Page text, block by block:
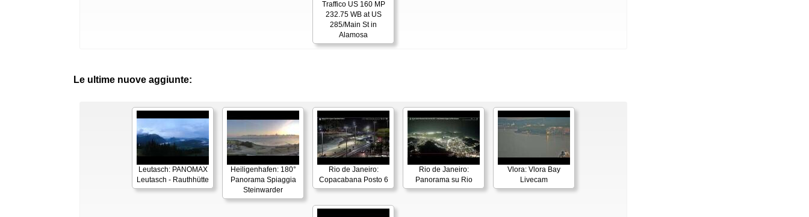
Traffico US 160 MP
232.75 WB at US
285/Main St in
Alamosa
Le ultime nuove aggiunte:
Leutasch: PANOMAX
Leutasch - Rauthhütte
Heiligenhafen: 180°
Panorama Spiaggia
Steinwarder
Rio de Janeiro:
Copacabana Posto 6
Rio de Janeiro:
Panorama su Rio
Vlora: Vlora Bay
Livecam